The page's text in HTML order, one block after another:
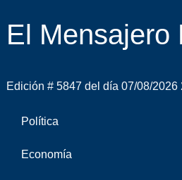
El Mensajero
Edición # 5847 del día 07/08/2026
Política
Economía